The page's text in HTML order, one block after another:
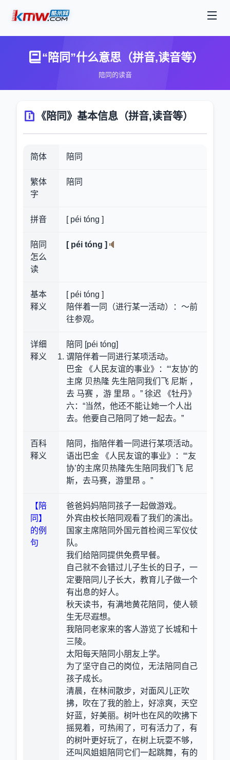
“陪同”什么意思（拼音,读音等）
陪同的读音
《陪同》基本信息（拼音,读音等）
简体 陪同
繁体
字
陪同
拼音 [ péi tóng ]
陪同
怎么
读
[ péi tóng ]
基本
释义
[ péi tóng ]
陪伴着一同（进行某一活动）：～前
往参观。
详细
释义
陪同 [péi tóng]
谓陪伴着一同进行某项活动。
巴金 《人民友谊的事业》：“‘友协’的
主席 贝热隆 先生陪同我们飞 尼斯 ，
去 马赛 ，游 里昂 。” 徐迟 《牡丹》
六：“当然，他还不能让她一个人出
去。他要自己陪同了她一起去。”
百科
释义
陪同，指陪伴着一同进行某项活动。
语出巴金 《人民友谊的事业》：“‘友
协’的主席贝热隆先生陪同我们飞 尼
斯，去马赛，游里昂 。”
【陪
同】
的例
句
爸爸妈妈陪同孩子一起做游戏。
外宾由校长陪同观看了我们的演出。
国家主席陪同外国元首检阅三军仪仗
队。
我们给陪同提供免费早餐。
自己就不会错过儿子生长的日子，一
定要陪同儿子长大，教育儿子做一个
有出息的好人。
秋天读书，有满地黄花陪同，使人顿
生无尽遐想。
我陪同老家来的客人游览了长城和十
三陵。
太阳每天陪同小朋友上学。
为了坚守自己的岗位，无法陪同自己
孩子成长。
清晨，在林间散步，对面风儿正吹
拂，吹在了我的脸上，好凉爽，天空
好蓝，好美丽。树叶也在风的吹拂下
摇晃着，可热闹了，可有活力了，有
的树叶更好玩了，在树上玩耍不够，
还叫风姐姐陪同它们一起跳舞，有的